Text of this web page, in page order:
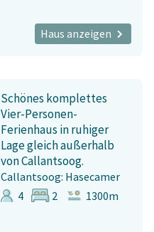
Haus anzeigen
Schönes komplettes
Vier-Personen-
Ferienhaus in ruhiger
Lage gleich außerhalb
von Callantsoog.
Callantsoog: Hasecamer
4
2 1300m